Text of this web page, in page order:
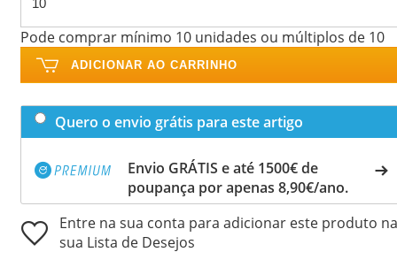
Pode comprar mínimo 10 unidades ou múltiplos de 10
ADICIONAR AO CARRINHO
Quero o envio grátis para este artigo
Envio GRÁTIS e até 1500€ de
poupança por apenas 8,90€/ano.
Entre na sua conta para adicionar este produto na
sua Lista de Desejos